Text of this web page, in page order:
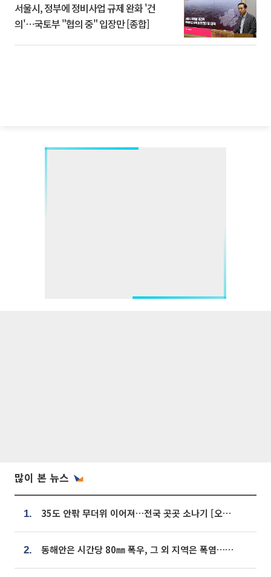
서울시, 정부에 정비사업 규제 완화 '건
의'⋯국토부 "협의 중" 입장만 [종합]
많이 본 뉴스
1. 35도 안팎 무더위 이어져…전국 곳곳 소나기 [오늘 날씨]
2. 동해안은 시간당 80㎜ 폭우, 그 외 지역은 폭염…‘극과 극 날씨’